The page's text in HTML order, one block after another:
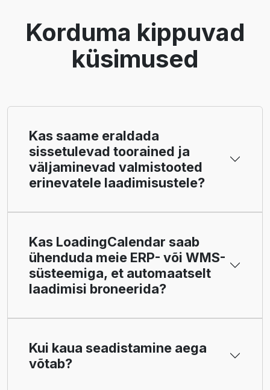
Korduma kippuvad
küsimused
Kas saame eraldada
sissetulevad toorained ja
väljaminevad valmistooted
erinevatele laadimisustele?
Kas LoadingCalendar saab
ühenduda meie ERP- või WMS-
süsteemiga, et automaatselt
laadimisi broneerida?
Kui kaua seadistamine aega
võtab?